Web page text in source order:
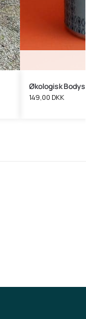
Økologisk
149,00 DKK